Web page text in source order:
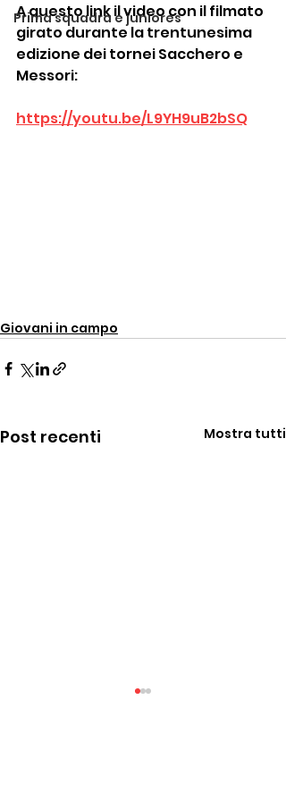
Prima squadra e juniores
A questo link il video con il filmato
girato durante la trentunesima
edizione dei tornei Sacchero e
Messori:
https://youtu.be/L9YH9uB2bSQ
Giovani in campo
Post recenti Mostra tutti